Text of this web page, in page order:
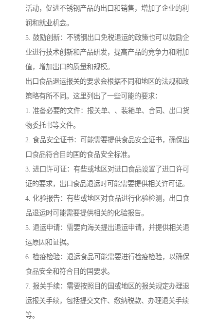
活动，促进不锈钢产品的出口和销售，增加了企业的利
润和就业机会。
5. 鼓励创新：不锈钢出口免税退运的政策也可以鼓励企
业进行技术创新和产品研发，提高产品的竞争力和附加
值，增加出口的质量和规模。
出口食品退运报关的要求会根据不同和地区的法规和政
策略有所不同。这里列出了一些可能的要求：
1. 准备必要的文件：报关单、、装箱单、合同、出口货
物委托书等文件。
2. 食品安全证书：可能需要提供食品安全证书，确保出
口食品符合目的国的食品安全标准。
3. 进口许可证：有些或地区对进口食品设置了进口许可
证的要求，出口食品退运时可能需要提供相关许可证。
4. 化验报告：有些或地区对食品进行化验检测，出口食
品退运时可能需要提供相关的化验报告。
5. 退运申请：需要向海关提出退运申请，并提供相关退
运原因和证据。
6. 检疫检验：退运食品可能需要进行检疫检验，以确保
食品安全和符合目的国要求。
7. 报关手续：需要按照目的国或地区的报关规定办理退
运报关手续，包括提交文件、缴纳税款、办理退关手续
等。